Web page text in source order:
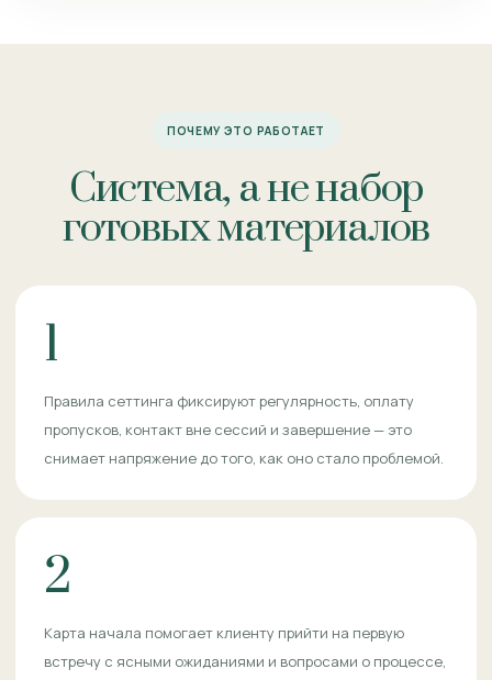
ПОЧЕМУ ЭТО РАБОТАЕТ
Система, а не набор
готовых материалов
1
Правила сеттинга фиксируют регулярность, оплату
пропусков, контакт вне сессий и завершение — это
снимает напряжение до того, как оно стало проблемой.
2
Карта начала помогает клиенту прийти на первую
встречу с ясными ожиданиями и вопросами о процессе,